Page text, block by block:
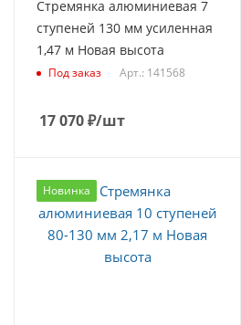
Стремянка алюминиевая 7
ступеней 130 мм усиленная
1,47 м Новая высота
Под заказ Арт.: 141568
17 070₽/шт
Новинка